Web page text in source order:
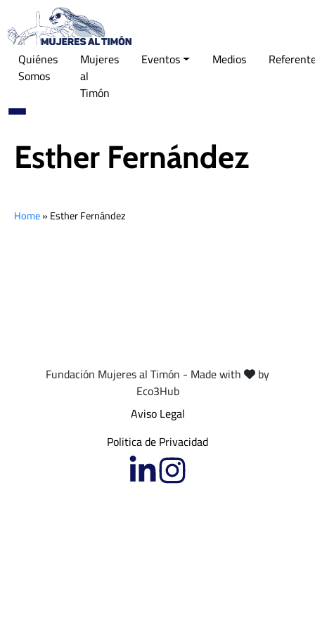
Quiénes
Somos
Mujeres
al
Timón
Eventos Medios
Esther Fernández
Home»Esther Fernández
Aviso Legal
Politica de Privacidad
Fundación Mujeres al Timón - Made with
by
Eco3Hub